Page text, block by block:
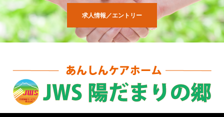
求人情報／エントリー